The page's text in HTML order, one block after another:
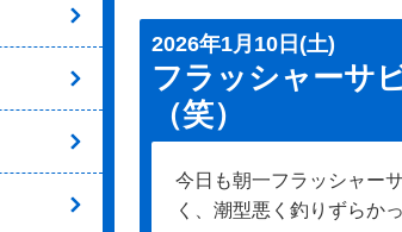
2026年1月10日(土)
フラッシャーサ
（笑）
今日も朝一フラッシャー
く、潮型悪く釣りずらか